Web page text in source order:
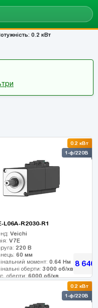
0.2 кВт
0.2 кВт
1-ф/220В
L06A-R2030-R1
Veichi
V7E
220 В
60 мм
момент: 0.64 Нм
оберти:3000 об/хв
оберти: 6000 об/хв
8 640
0.2 кВт
1-ф/220В